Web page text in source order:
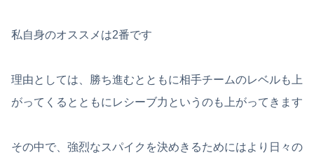
私自身のオススメは2番です
理由としては、勝ち進むとともに相手チームのレベルも上
がってくるとともにレシーブ力というのも上がってきます
その中で、強烈なスパイクを決めきるためにはより日々の